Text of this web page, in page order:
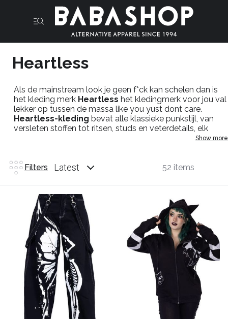
Heartless
Als de mainstream look je geen f*ck kan schelen dan is
het kleding merk Heartless het kledingmerk voor jou val
lekker op tussen de massa like you yust dont care.
Heartless-kleding bevat alle klassieke punkstijl, van
versleten stoffen tot ritsen, studs en veterdetails, elk
perfect vermengd met een donkere, gothic look en een
Bekijk ons assortiment
designs, of ontdek
Heartless kleding voor haar
: punk shirts, gothic
broeken,emo vesten, alternatieve look.
Heartless kleding voor hem
: punk en metal broeken,
sweaters en jassen. Waarom kies je het beste voor de
babashop, omdat we een Nederlandse shop zijn met
ook een fysieke winkel waar je alles van het merk
heartless maar ook poizen industries, cupcake cult en
nog veel meer gewoon in het echt direct kan passen en
kopen.
Show more
Filters Latest 52 items